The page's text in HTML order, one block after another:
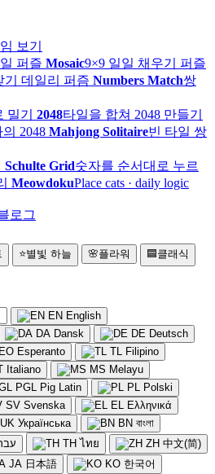
보기
퍼즐 Mosaic9×9 일일 채우기 퍼즐
기 데일리 퍼즘 Numbers Match쌍
밀기 2048타일을 합쳐 2048 만들기
2048 Mahjong Solitaire빈 타일 쌍
Schulte Grid숫자를 순서대로 누르
MeowdokuPlace cats · daily logic
로그
⭐별빛 하늘 🌸플라워 🟦 클래식
EN English
DA Dansk DE Deutsch
EO Esperanto TL Filipino
Italiano MS Melayu
PGL Pig Latin PL Polski
SV Svenska EL Ελληνικά
UK Українська BN বাংলা
TH ไทย ZH 中文(简)
JA 日本語 KO 한국어